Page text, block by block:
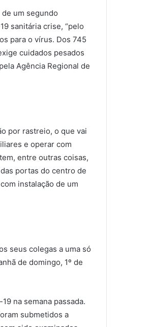
um segundo
sanitária crise, “pelo
para o vírus. Dos 745
cuidados pesados
Agência Regional de
por rastreio, o que vai
e operar com
entre outras coisas,
portas do centro de
instalação de um
seus colegas a uma só
de domingo, 1º de
na semana passada.
submetidos a